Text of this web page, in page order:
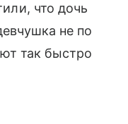
что дочь
не по
так быстро